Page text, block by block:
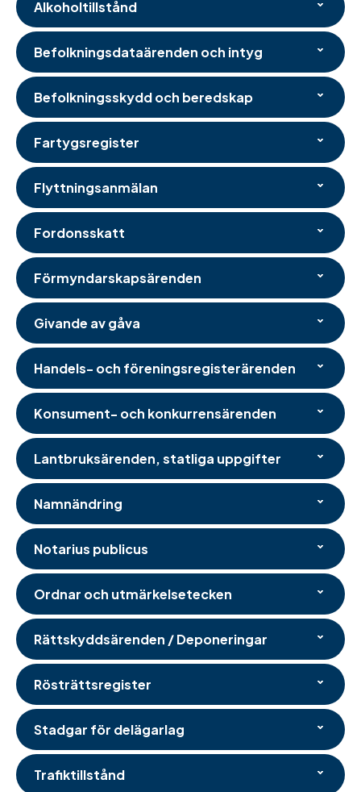
Alkoholtillstånd
Befolkningsdataärenden och intyg
Befolkningsskydd och beredskap
Fartygsregister
Flyttningsanmälan
Fordonsskatt
Förmyndarskapsärenden
Givande av gåva
Handels- och föreningsregisterärenden
Konsument- och konkurrensärenden
Lantbruksärenden, statliga uppgifter
Namnändring
Notarius publicus
Ordnar och utmärkelsetecken
Rättskyddsärenden / Deponeringar
Rösträttsregister
Stadgar för delägarlag
Trafiktillstånd